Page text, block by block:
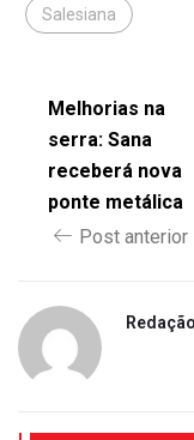
Salesiana
Melhorias na
serra: Sana
receberá nova
ponte metálica
Post anterior
Redação